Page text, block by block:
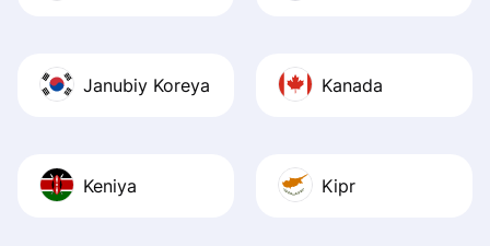
Janubiy Koreya Kanada
Keniya Kipr